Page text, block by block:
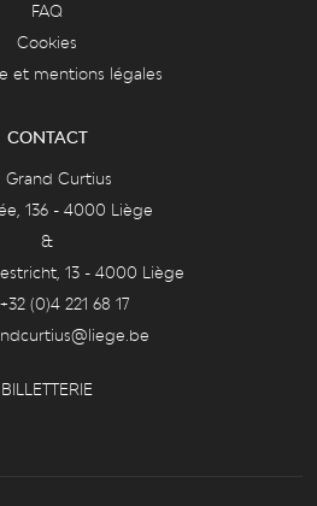
FAQ
Cookies
et mentions légales
CONTACT
Grand Curtius
136 - 4000 Liège
&
13 - 4000 Liège
(0)4 221 68 17
BILLETTERIE